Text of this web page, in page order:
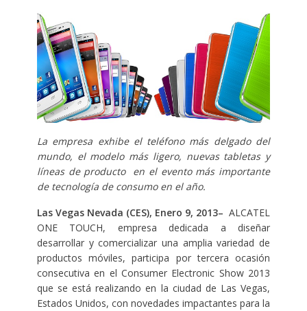
La empresa exhibe el teléfono más delgado del
mundo, el modelo más ligero, nuevas tabletas y
líneas de producto en el evento más importante
de tecnología de consumo en el año.
Las Vegas Nevada (CES), Enero 9, 2013–ALCATEL
ONE TOUCH, empresa dedicada a diseñar
desarrollar y comercializar una amplia variedad de
productos móviles, participa por tercera ocasión
consecutiva en el Consumer Electronic Show 2013
que se está realizando en la ciudad de Las Vegas,
Estados Unidos, con novedades impactantes para la